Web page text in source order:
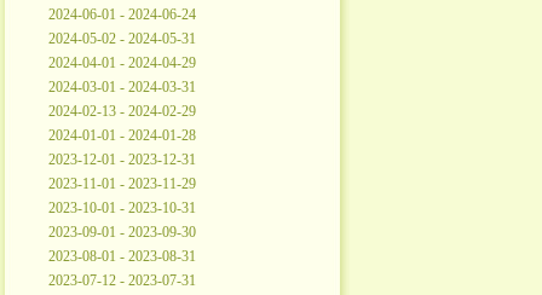
2024-06-01 - 2024-06-24
2024-05-02 - 2024-05-31
2024-04-01 - 2024-04-29
2024-03-01 - 2024-03-31
2024-02-13 - 2024-02-29
2024-01-01 - 2024-01-28
2023-12-01 - 2023-12-31
2023-11-01 - 2023-11-29
2023-10-01 - 2023-10-31
2023-09-01 - 2023-09-30
2023-08-01 - 2023-08-31
2023-07-12 - 2023-07-31